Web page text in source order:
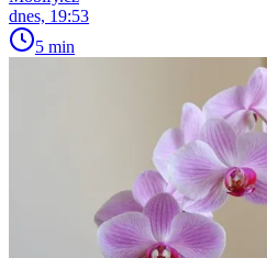
dnes, 19:53
5 min